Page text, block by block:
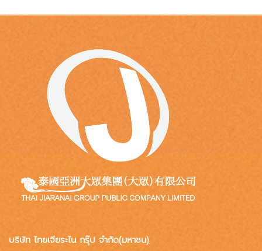
บริษัท ไทยเจียระไน กรุ๊ป จำกัด(มหาชน)